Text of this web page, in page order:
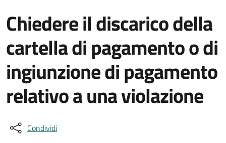
Chiedere il discarico della
cartella di pagamento o di
ingiunzione di pagamento
relativo a una violazione
Condividi